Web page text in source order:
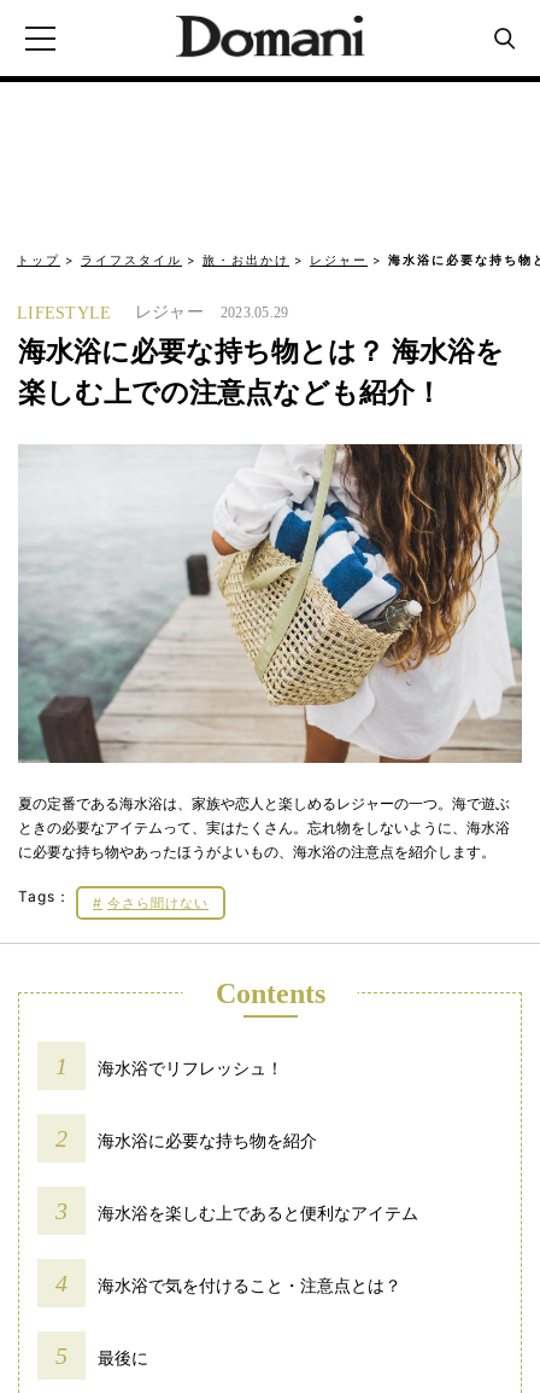
トップ ライフスタイル 旅・お出かけ レジャー 海水浴に必要な持ち物
LIFESTYLE レジャー 2023.05.29
海水浴に必要な持ち物とは？ 海水浴を
楽しむ上での注意点なども紹介！
夏の定番である海水浴は、家族や恋人と楽しめるレジャーの一つ。海で遊ぶ
ときの必要なアイテムって、実はたくさん。忘れ物をしないように、海水浴
に必要な持ち物やあったほうがよいもの、海水浴の注意点を紹介します。
Tags： 今さら聞けない
Contents
海水浴でリフレッシュ！
海水浴に必要な持ち物を紹介
海水浴を楽しむ上であると便利なアイテム
海水浴で気を付けること・注意点とは？
最後に